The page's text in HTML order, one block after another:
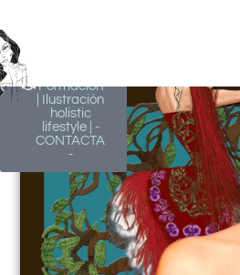
Formación
| Ilustración
holistic
lifestyle | -
CONTACTA
-